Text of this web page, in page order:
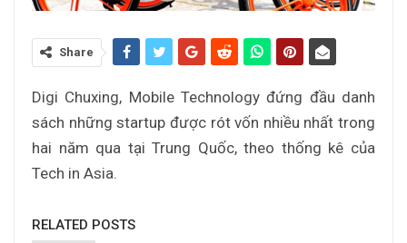
Share
Digi Chuxing, Mobile Technology đứng đầu danh
sách những startup được rót vốn nhiều nhất trong
hai năm qua tại Trung Quốc, theo thống kê của
Tech in Asia.
RELATED POSTS